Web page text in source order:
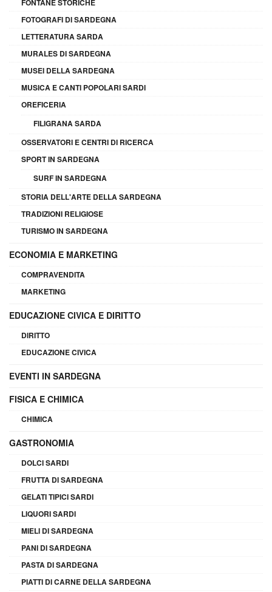
FONTANE STORICHE
FOTOGRAFI DI SARDEGNA
LETTERATURA SARDA
MURALES DI SARDEGNA
MUSEI DELLA SARDEGNA
MUSICA E CANTI POPOLARI SARDI
OREFICERIA
FILIGRANA SARDA
OSSERVATORI E CENTRI DI RICERCA
SPORT IN SARDEGNA
SURF IN SARDEGNA
STORIA DELL'ARTE DELLA SARDEGNA
TRADIZIONI RELIGIOSE
TURISMO IN SARDEGNA
ECONOMIA E MARKETING
COMPRAVENDITA
MARKETING
EDUCAZIONE CIVICA E DIRITTO
DIRITTO
EDUCAZIONE CIVICA
EVENTI IN SARDEGNA
FISICA E CHIMICA
CHIMICA
GASTRONOMIA
DOLCI SARDI
FRUTTA DI SARDEGNA
GELATI TIPICI SARDI
LIQUORI SARDI
MIELI DI SARDEGNA
PANI DI SARDEGNA
PASTA DI SARDEGNA
PIATTI DI CARNE DELLA SARDEGNA